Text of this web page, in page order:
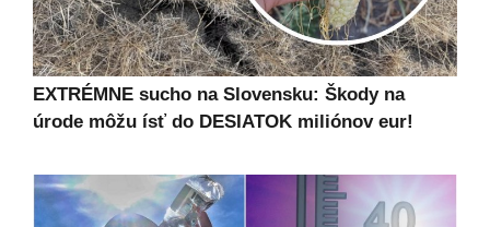
EXTRÉMNE sucho na Slovensku: Škody na
úrode môžu ísť do DESIATOK miliónov eur!